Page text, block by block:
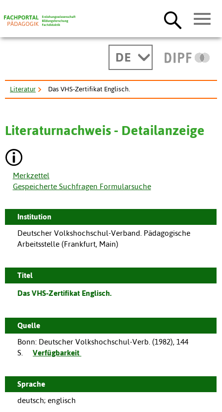
DE
Literatur Das VHS-Zertifikat Englisch.
Literaturnachweis - Detailanzeige
Merkzettel
Gespeicherte Suchfragen Formularsuche
Institution
Deutscher Volkshochschul-Verband. Pädagogische
Arbeitsstelle (Frankfurt, Main)
Titel
Das VHS-Zertifikat Englisch.
Quelle
Bonn: Deutscher Volkshochschul-Verb. (1982), 144
S.
Verfügbarkeit
Sprache
deutsch; englisch